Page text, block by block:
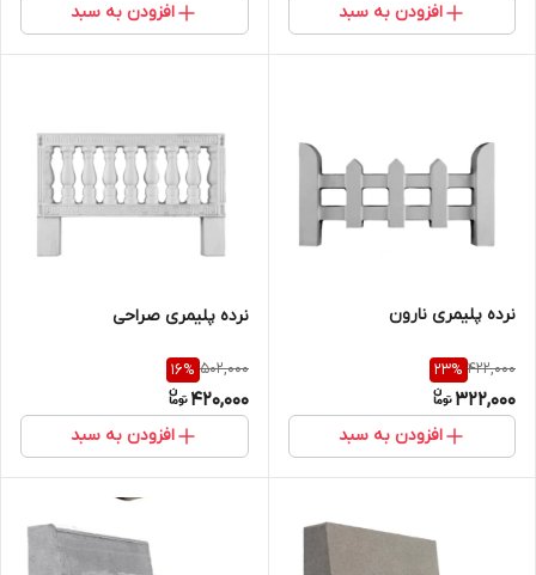
افزودن به سبد افزودن به سبد
نرده پلیمری نارون
422,000
23%
322,000
افزودن به سبد
نرده پلیمری صراحی
502,000
16%
420,000
افزودن به سبد